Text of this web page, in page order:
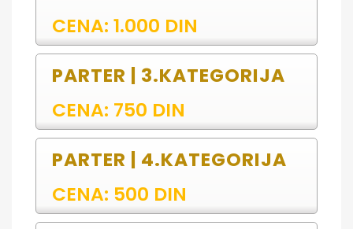
CENA: 1.000 DIN
PARTER | 3.KATEGORIJA
CENA: 750 DIN
PARTER | 4.KATEGORIJA
CENA: 500 DIN